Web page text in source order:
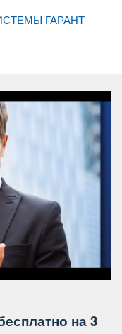
ГАРАНТ
на 3